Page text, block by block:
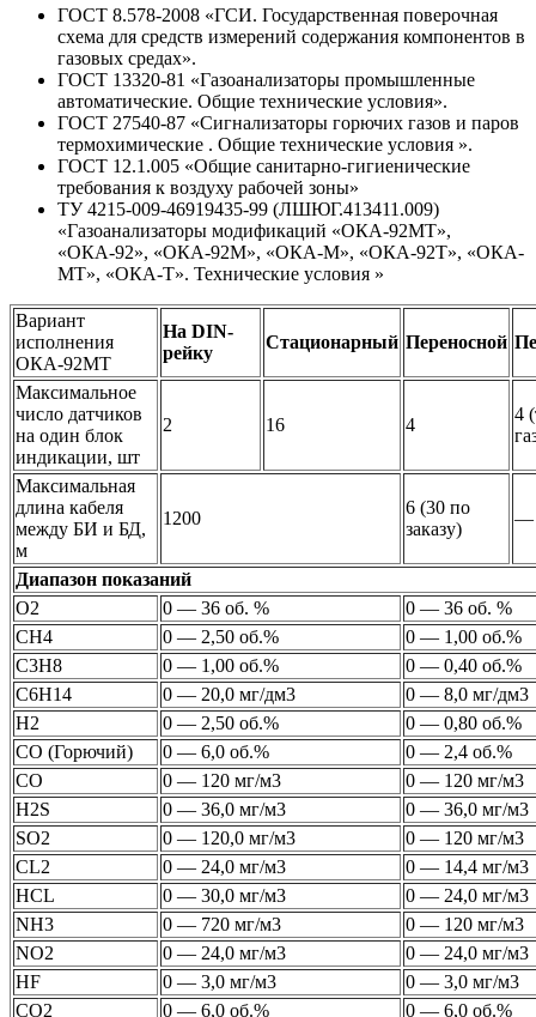
ГОСТ 8.578-2008 «ГСИ. Государственная поверочная
схема для средств измерений содержания компонентов в
газовых средах».
ГОСТ 13320-81 «Газоанализаторы промышленные
автоматические. Общие технические условия».
ГОСТ 27540-87 «Сигнализаторы горючих газов и паров
термохимические . Общие технические условия ».
ГОСТ 12.1.005 «Общие санитарно-гигиенические
требования к воздуху рабочей зоны»
ТУ 4215-009-46919435-99 (ЛШЮГ.413411.009)
«Газоанализаторы модификаций «ОКА-92МТ»,
«ОКА-92», «ОКА-92М», «ОКА-М», «ОКА-92Т», «ОКА-
МТ», «ОКА-Т». Технические условия »
Вариант
исполнения
ОКА-92МТ
На DIN-
рейку
Стационарный Переносной
Максимальное
число датчиков
на один блок
индикации, шт
2 16 4
4
Максимальная
длина кабеля
между БИ и БД,
м
1200
6 (30 по
заказу)
—
Диапазон показаний
O2
0 — 36 об. %
0 — 36 об. %
CH4
0 — 2,50 об.%
0 — 1,00 об.%
C3H8
0 — 1,00 об.%
0 — 0,40 об.%
C6H14
0 — 20,0 мг/дм3
0 — 8,0 мг/дм3
H2
0 — 2,50 об.%
0 — 0,80 об.%
CO (Горючий)
0 — 6,0 об.%
0 — 2,4 об.%
CO
0 — 120 мг/м3
0 — 120 мг/м3
H2S
0 — 36,0 мг/м3
0 — 36,0 мг/м3
SO2
0 — 120,0 мг/м3
0 — 120 мг/м3
CL2
0 — 24,0 мг/м3
0 — 14,4 мг/м3
HCL
0 — 30,0 мг/м3
0 — 24,0 мг/м3
NH3
0 — 720 мг/м3
0 — 120 мг/м3
NO2
0 — 24,0 мг/м3
0 — 24,0 мг/м3
HF
0 — 3,0 мг/м3
0 — 3,0 мг/м3
CO2
0 — 6,0 об.% 0 — 6,0 об.%